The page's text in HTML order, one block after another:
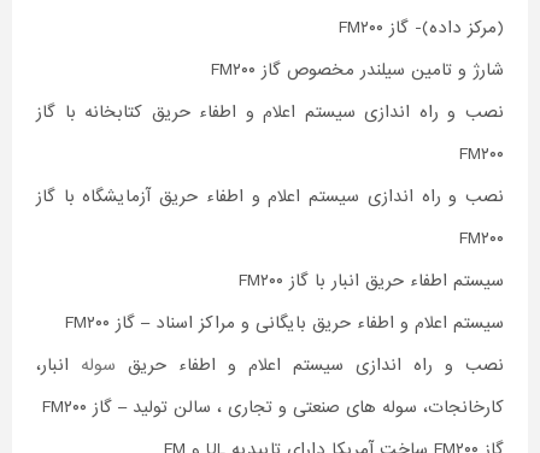
(مرکز داده)- گاز FM۲۰۰
شارژ و تامین سیلندر مخصوص گاز FM۲۰۰
نصب و راه اندازی سیستم اعلام و اطفاء حریق کتابخانه با گاز
FM۲۰۰
نصب و راه اندازی سیستم اعلام و اطفاء حریق آزمایشگاه با گاز
FM۲۰۰
سیستم اطفاء حریق انبار با گاز FM۲۰۰
سیستم اعلام و اطفاء حریق بایگانی و مراکز اسناد – گاز FM۲۰۰
نصب و راه اندازی سیستم اعلام و اطفاء حریق سوله انبار،
کارخانجات، سوله های صنعتی و تجاری ، سالن تولید – گاز FM۲۰۰